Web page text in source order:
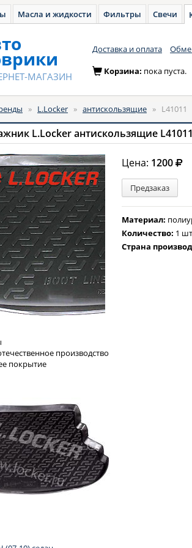
Масла и жидкости Фильтры Свечи
МАГАЗИН
Доставка и оплата
Корзина: пока пуста.
» L.Locker » антискользящие » L41011
L.Locker антискользящие
Цена: 1200
Предзаказ
Материал:
Количество: 1
Страна
производство
покрытие